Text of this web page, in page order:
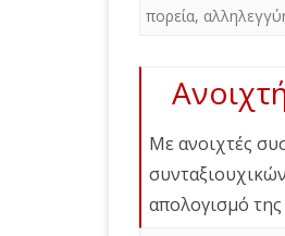
πορεία,
Με ανοιχτές
απολογισμό